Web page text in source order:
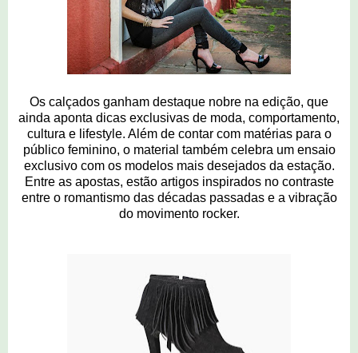
Os calçados ganham destaque nobre na edição, que
ainda aponta dicas exclusivas de moda, comportamento,
cultura e lifestyle. Além de contar com matérias para o
público feminino, o material também celebra um ensaio
exclusivo com os modelos mais desejados da estação.
Entre as apostas, estão artigos inspirados no contraste
entre o romantismo das décadas passadas e a vibração
do movimento rocker.